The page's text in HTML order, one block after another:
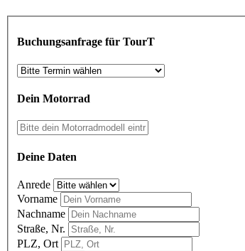
Buchungsanfrage für TourT
Dein Motorrad
Deine Daten
Anrede
Vorname
Nachname
Straße, Nr.
PLZ, Ort